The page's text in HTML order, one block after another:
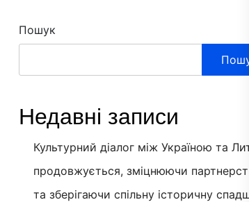
Пошук
Недавні записи
Культурний діалог між Україною та
продовжується, зміцнюючи
та зберігаючи спільну історичну